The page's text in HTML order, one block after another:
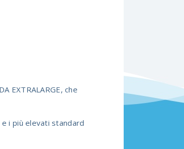
EXTRALARGE, che
i più elevati standard